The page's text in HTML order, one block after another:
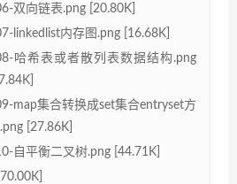
双向链表.png [20.80K]
linkedlist内存图.png [16.68K]
哈希表或者散列表数据结构.png
map集合转换成set集合entryset方
[27.86K]
自平衡二叉树.png [44.71K]